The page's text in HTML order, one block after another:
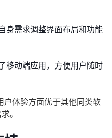
身需求调整界面布局和功能
移动端应用，方便用户随时
户体验方面优于其他同类软
。